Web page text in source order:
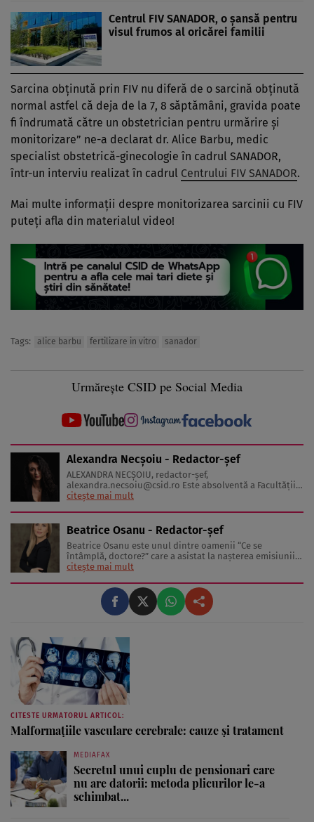
Centrul FIV SANADOR, o șansă pentru
visul frumos al oricărei familii
Sarcina obținută prin FIV nu diferă de o sarcină obținută
normal astfel că deja de la 7, 8 săptămâni, gravida poate
fi îndrumată către un obstetrician pentru urmărire și
monitorizare” ne-a declarat dr. Alice Barbu, medic
specialist obstetrică-ginecologie în cadrul SANADOR,
într-un interviu realizat în cadrul Centrului FIV SANADOR.
Mai multe informații despre monitorizarea sarcinii cu FIV
puteți afla din materialul video!
Tags: alice barbu fertilizare in vitro sanador
Urmărește CSID pe Social Media
Alexandra Necșoiu - Redactor-șef
ALEXANDRA NECŞOIU, redactor-șef,
alexandra.necsoiu@csid.ro Este absolventă a Facultăţii
de Jurnalism şi Ştiinţele Comunicării şi deţine o diplomă
visul ei încă de pe ...
citește mai mult
Beatrice Osanu - Redactor-şef
Beatrice Osanu este unul dintre oamenii “Ce se
întâmplă, doctore?” care a asistat la naşterea emisiunii
în 2002 şi a revistei în 2005. În anii care au trecut de
antrenori de fitness şi psihologi, dar şi celebrităţi care
au inspirat-o, ...
citește mai mult
CITESTE URMATORUL ARTICOL:
Malformațiile vasculare cerebrale: cauze și tratament
MEDIAFAX
Secretul unui cuplu de pensionari care
nu are datorii: metoda plicurilor le-a
schimbat...